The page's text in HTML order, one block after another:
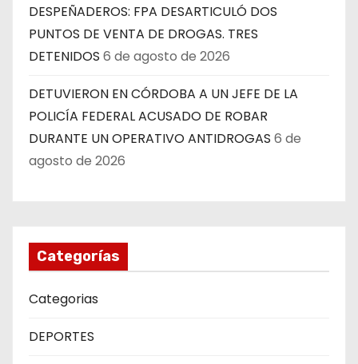
DESPEÑADEROS: FPA DESARTICULÓ DOS
PUNTOS DE VENTA DE DROGAS. TRES
DETENIDOS 6 de agosto de 2026
DETUVIERON EN CÓRDOBA A UN JEFE DE LA
POLICÍA FEDERAL ACUSADO DE ROBAR
DURANTE UN OPERATIVO ANTIDROGAS 6 de
agosto de 2026
Categorías
Categorias
DEPORTES